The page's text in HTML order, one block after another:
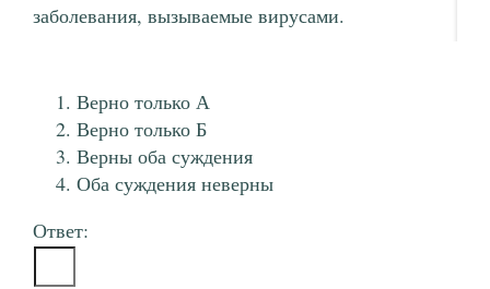
заболевания, вызываемые вирусами.
Верно только А
Верно только Б
Верны оба суждения
Оба суждения неверны
Ответ: